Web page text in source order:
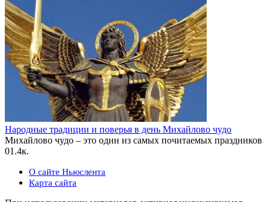
Народные традиции и поверья в день Михайлово чудо
Михайлово чудо – это один из самых почитаемых праздников
01.4к.
О сайте Ньюслента
Карта сайта